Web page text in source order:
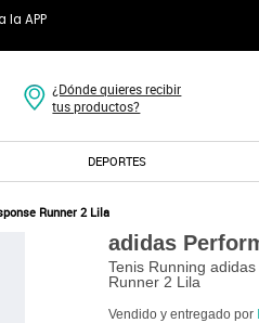
la APP
¿Dónde quieres recibir
tus productos?
DEPORTES
Runner 2 Lila
adidas
Tenis Running
Runner 2 Lila
Vendido y entregado por